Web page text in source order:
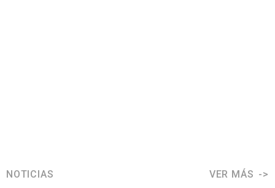
NOTICIAS VER MÁS